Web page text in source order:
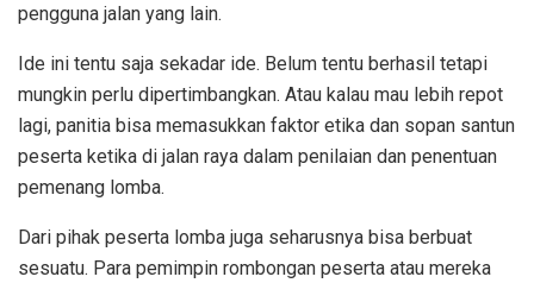
pengguna jalan yang lain.
Ide ini tentu saja sekadar ide. Belum tentu berhasil tetapi
mungkin perlu dipertimbangkan. Atau kalau mau lebih repot
lagi, panitia bisa memasukkan faktor etika dan sopan santun
peserta ketika di jalan raya dalam penilaian dan penentuan
pemenang lomba.
Dari pihak peserta lomba juga seharusnya bisa berbuat
sesuatu. Para pemimpin rombongan peserta atau mereka